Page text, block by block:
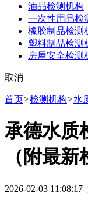
油品检测机构
一次性用品检
橡胶制品检测
塑料制品检测
房屋安全检测
取消
首页>检测机构>水
承德水质
（附最新
2026-02-03 11:08:17